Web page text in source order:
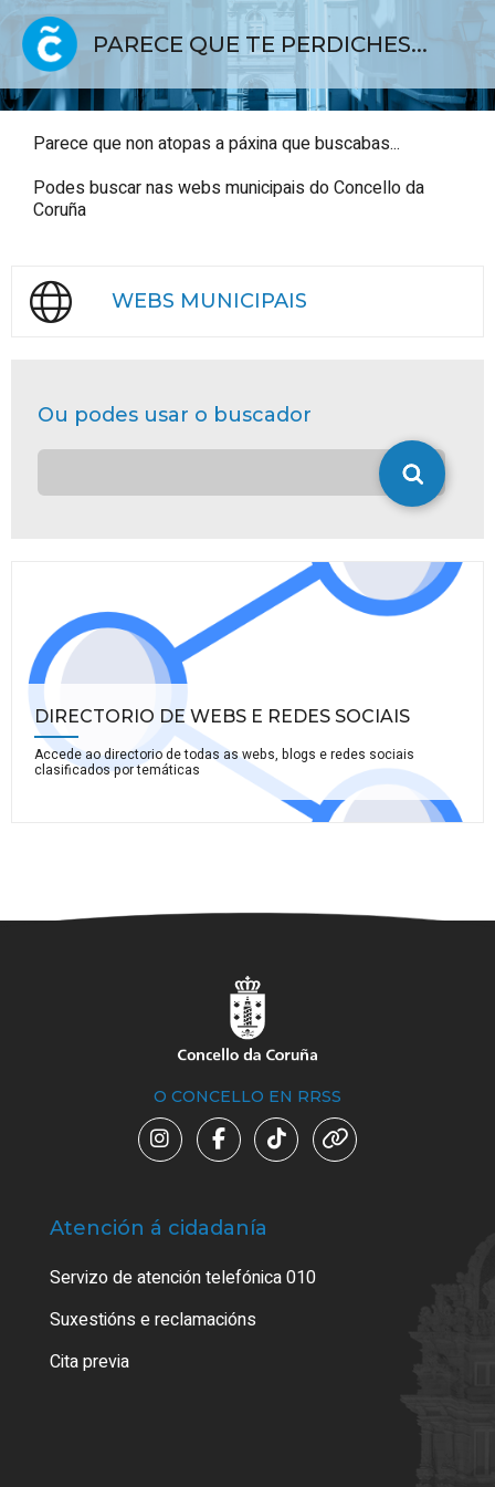
PARECE QUE TE PERDICHES...
Parece que non atopas a páxina que buscabas...
Podes buscar nas webs municipais do Concello da
Coruña
WEBS MUNICIPAIS
Ou podes usar o buscador
DIRECTORIO DE WEBS E REDES SOCIAIS
Accede ao directorio de todas as webs, blogs e redes sociais
clasificados por temáticas
O CONCELLO EN RRSS
Atención á cidadanía
Servizo de atención telefónica 010
Suxestións e reclamacións
Cita previa